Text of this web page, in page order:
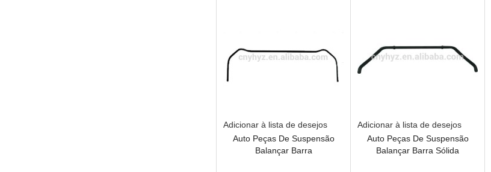
Adicionar à lista de desejos
Auto Peças De Suspensão
Balançar Barra
Adicionar à lista de desejos
Auto Peças De Suspensão
Balançar Barra Sólida